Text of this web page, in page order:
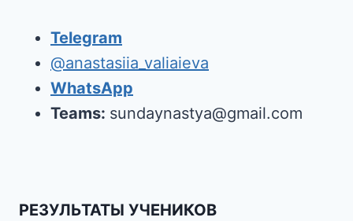
Telegram
@anastasiia_valiaieva
WhatsApp
Teams: sundaynastya@gmail.com
РЕЗУЛЬТАТЫ УЧЕНИКОВ